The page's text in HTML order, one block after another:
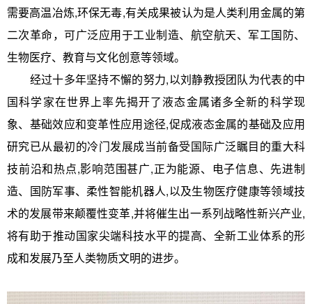
需要高温冶炼,环保无毒,有关成果被认为是人类利用金属的第
二次革命，可广泛应用于工业制造、航空航天、军工国防、
生物医疗、教育与文化创意等领域。
经过十多年坚持不懈的努力,以刘静教授团队为代表的中
国科学家在世界上率先揭开了液态金属诸多全新的科学现
象、基础效应和变革性应用途径,促成液态金属的基础及应用
研究已从最初的冷门发展成当前备受国际广泛瞩目的重大科
技前沿和热点,影响范围甚广,正为能源、电子信息、先进制
造、国防军事、柔性智能机器人,以及生物医疗健康等领域技
术的发展带来颠覆性变革,并将催生出一系列战略性新兴产业,
将有助于推动国家尖端科技水平的提高、全新工业体系的形
成和发展乃至人类物质文明的进步。